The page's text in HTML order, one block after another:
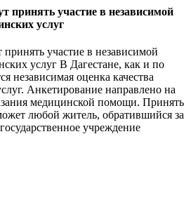
принять участие в независимой
услуг
участие в независимой
услуг В Дагестане, как и по
независимая оценка качества
Анкетирование направлено на
медицинской помощи. Принять
любой житель, обратившийся за
учреждение